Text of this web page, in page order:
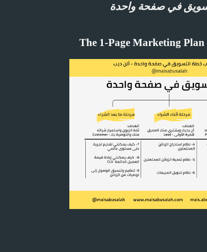
في صفحة واحدة
The 1-Page Marketing